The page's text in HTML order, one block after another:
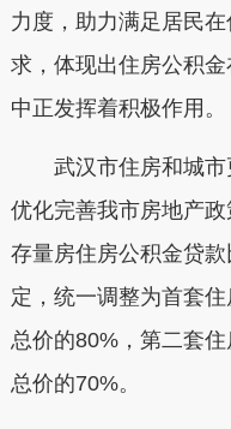
力度，助力满足居民
求，体现出住房公积
中正发挥着积极作用。
武汉市住房和城市
优化完善我市房地产
存量房住房公积金贷
定，统一调整为首套
总价的80%，第二套
总价的70%。